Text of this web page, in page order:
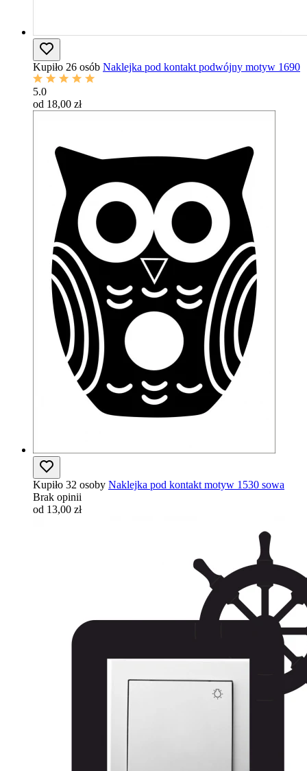
Kupiło 26 osób Naklejka pod kontakt podwójny motyw 1690
5.0
od 18,00 zł
Kupiło 32 osoby Naklejka pod kontakt motyw 1530 sowa
Brak opinii
od 13,00 zł